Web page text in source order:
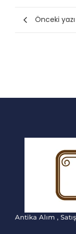
Önceki yazı
Antika Alım ,